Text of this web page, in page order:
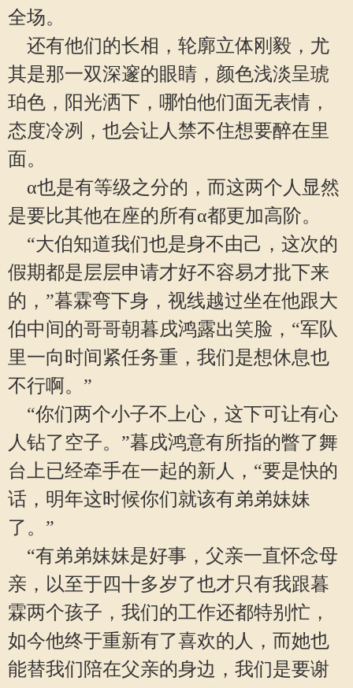
全场。
还有他们的长相，轮廓立体刚毅，尤
其是那一双深邃的眼睛，颜色浅淡呈琥
珀色，阳光洒下，哪怕他们面无表情，
态度冷冽，也会让人禁不住想要醉在里
面。
α也是有等级之分的，而这两个人显然
是要比其他在座的所有α都更加高阶。
“大伯知道我们也是身不由己，这次的
假期都是层层申请才好不容易才批下来
的，”暮霖弯下身，视线越过坐在他跟大
伯中间的哥哥朝暮戌鸿露出笑脸，“军队
里一向时间紧任务重，我们是想休息也
不行啊。”
“你们两个小子不上心，这下可让有心
人钻了空子。”暮戌鸿意有所指的瞥了舞
台上已经牵手在一起的新人，“要是快的
话，明年这时候你们就该有弟弟妹妹
了。”
“有弟弟妹妹是好事，父亲一直怀念母
亲，以至于四十多岁了也才只有我跟暮
霖两个孩子，我们的工作还都特别忙，
如今他终于重新有了喜欢的人，而她也
能替我们陪在父亲的身边，我们是要谢